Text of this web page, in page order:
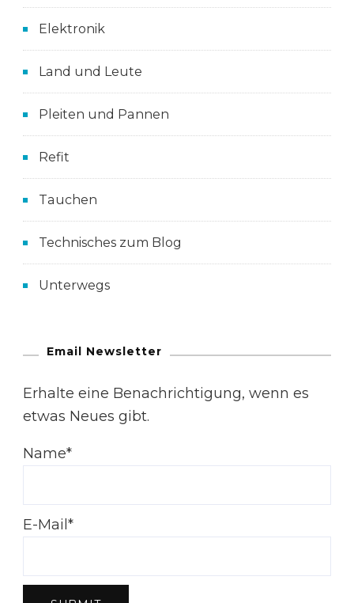
Elektronik
Land und Leute
Pleiten und Pannen
Refit
Tauchen
Technisches zum Blog
Unterwegs
Email Newsletter
Erhalte eine Benachrichtigung, wenn es
etwas Neues gibt.
Name*
E-Mail*